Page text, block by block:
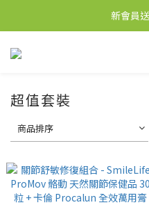
新會員
新會員
任何購物即送
超值套裝
商品排序